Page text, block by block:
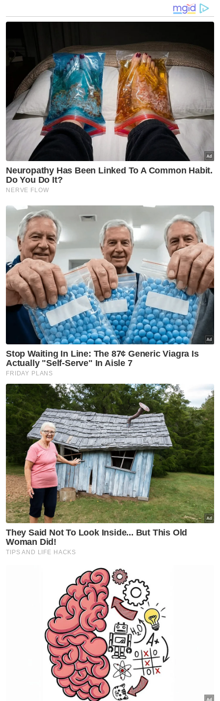
Tambah beliau, anak angkatnya itu bercita-
cita menjadi guru dan mahu membantu anak-
anak keluarga susah lain untuk berjaya.
Katanya, Gajeswaran gembira permohonan
masuk ke matrikulasi berjaya dan kini remaja
itu selangkah lebih dekat mencapai cita-cita
untuk masuk universiti.
Gembira dengan keputusan yang diperoleh
Gajeswaran, Steven yang juga Menteri
Sumber Manusia turut menghadiahkan
komputer riba baharu kepada anak
angkatnya itu untuk digunakan bagi
menyambung pengajian tidak lama lagi.
Artikel Berkaitan:
Anak yatim cemerlang STPM bangun 2 pagi buat
ulang kaji
Insentif lebih RM100,000 hargai 226 pelajar
cemerlang SPM Parlimen Sungai Buloh
Imuniti ahli Parlimen semasa berucap, berbahas ada
batasnya - Pakar
"Saya tau dia nak masuk matriks kena ada
komputer riba dan tak sanggup nak minta
dengan ayah dan ibu sebab dia tahu mereka
perlu tanggung perbelanjaan dua orang adik
yang masih bersekolah.
"Walaupun bukan anak sendiri, saya tahu hati
seorang anak. Tak apa, ayah angkat belikan
laptop baru," kongsinya lagi.
Sementara itu, rata-rata warganet memuji
sikap pemurah dan prihatin ahli Parlimen itu
kepada golongan pelajar yang memerlukan
di kawasannya.